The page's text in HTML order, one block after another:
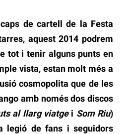
de cartell de la Festa
aquest 2014 podrem
tot i tenir alguns punts en
vista, estan molt més a
cosmopolita que de les
amb només dos discos
al llarg viatgei Som Riu)
legió de fans i seguidors